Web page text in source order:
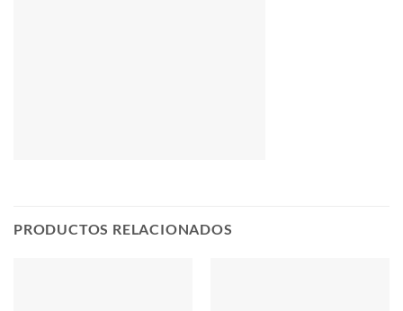
PRODUCTOS RELACIONADOS